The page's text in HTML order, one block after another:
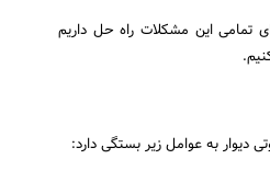
تمامی این مشکلات راه حل داریم
به عوامل زیر بستگی دارد: